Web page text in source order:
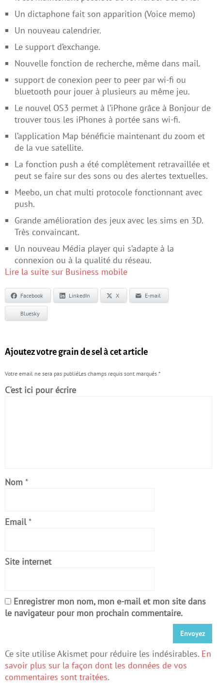
Un dictaphone fait son apparition (Voice memo)
Un nouveau calendrier.
Le support d’exchange.
Nouvelle fonction de recherche, même dans mail.
support de conexion peer to peer par wi-fi ou
bluetooth pour jouer à plusieurs au même jeu.
Le nouvel OS3 permet à l’iPhone grâce à Bonjour de
trouver tous les iPhones à portée sans wi-fi.
l’application Map bénéficie maintenant du zoom et
de la vue satellite.
La fonction push a été complètement retravaillée et
peut se faire sur des sons ou des alertes textuelles.
Meebo, un chat multi protocole fonctionnant avec
push.
Grande amélioration des jeux avec les sims en 3D.
Très convaincant.
Un nouveau Média player qui s’adapte à la
connexion ou à la qualité du réseau.
Lire la suite sur Business mobile
Facebook LinkedIn X E-mail
Bluesky
Ajoutez votre grain de sel à cet article
Votre email ne sera pas publiéLes champs requis sont marqués *
C'est ici pour écrire
Nom *
Email *
Site internet
Enregistrer mon nom, mon e-mail et mon site dans
le navigateur pour mon prochain commentaire.
Ce site utilise Akismet pour réduire les indésirables. En
savoir plus sur la façon dont les données de vos
commentaires sont traitées.